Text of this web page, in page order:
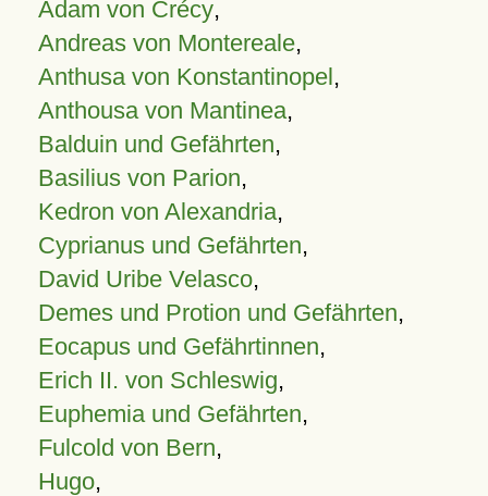
Adam von Crécy,
Andreas von Montereale,
Anthusa von Konstantinopel,
Anthousa von Mantinea,
Balduin und Gefährten,
Basilius von Parion,
Kedron von Alexandria,
Cyprianus und Gefährten,
David Uribe Velasco,
Demes und Protion und Gefährten,
Eocapus und Gefährtinnen,
Erich II. von Schleswig,
Euphemia und Gefährten,
Fulcold von Bern,
Hugo,